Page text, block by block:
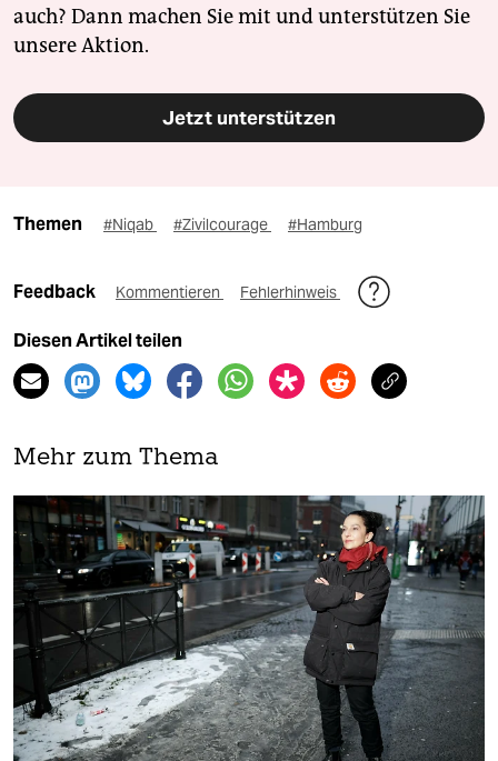
auch? Dann machen Sie mit und unterstützen Sie
unsere Aktion.
Jetzt unterstützen
Themen #Niqab #Zivilcourage #Hamburg
Feedback Kommentieren Fehlerhinweis
Diesen Artikel teilen
Mehr zum Thema